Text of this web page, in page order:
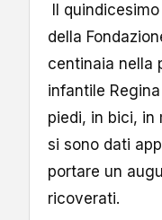
Il
della
centinaia nella
infantile
piedi, in bici, in
si sono dati
portare un
ricoverati.